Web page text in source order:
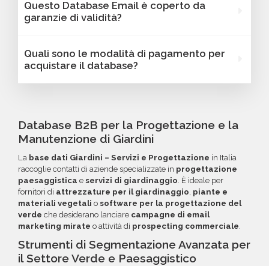
trovare dati come fatturato, numero di
dipendenti, link ai profili social e altre
e personalizzare le tue campagne B2B.
Giardini - servizi e progettazione - Italia
possono essere filtrati in base a parametri
provincia, regione, CAP), numero di
dipendenti, fatturato, forma giuridica o altri
criteri specifici. Se online non trovi la
il target perfetto per la tua campagna.
Questo Database Email è coperto da
garanzie di validità?
database email Giardini - servizi e
progettazione - Italia. Se riscontri indirizzi
email non validi entro 60 giorni dall'acquisto,
tutti gli errori come email inesistenti o DNS
errati.
Quali sono le modalità di pagamento per
acquistare il database?
i circuiti protetti Banca Sella e PayPal. Inoltre,
per acquisti voluminosi, è possibile acquistare
maggiori informazioni su come sfruttare
questa opzione.
Database B2B per la Progettazione e la
Manutenzione di Giardini
La base dati Giardini – Servizi e Progettazione in Italia
raccoglie contatti di aziende specializzate in progettazione
paesaggistica e servizi di giardinaggio. È ideale per
fornitori di attrezzature per il giardinaggio, piante e
materiali vegetali o software per la progettazione del
verde che desiderano lanciare campagne di email
marketing mirate o attività di prospecting commerciale.
Strumenti di Segmentazione Avanzata per
il Settore Verde e Paesaggistico